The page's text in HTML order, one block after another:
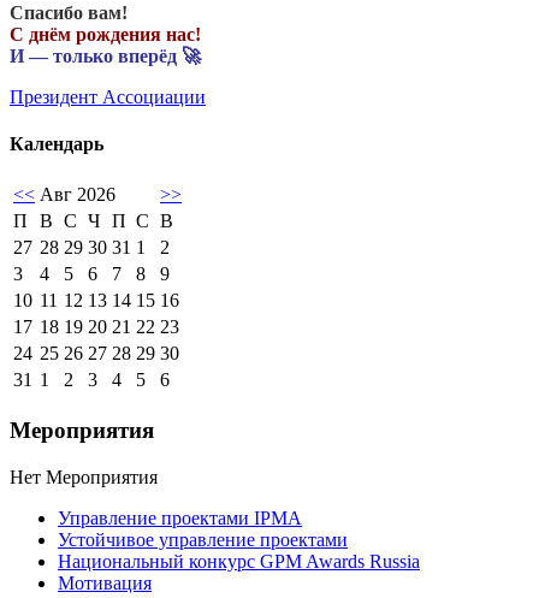
Спасибо вам!
С днём рождения нас!
И — только вперёд 🚀
Президент Ассоциации
Календарь
<< Авг 2026
>>
П
В С Ч П С В
27 28 29 30 31 1
2
3
4 5 6 7 8
9
10 11 12 13 14 15 16
17 18 19 20 21 22 23
24 25 26 27 28 29 30
31 1 2 3 4 5 6
Мероприятия
Нет Мероприятия
Управление проектами IPMA
Устойчивое управление проектами
Национальный конкурс GPM Awards Russia
Мотивация